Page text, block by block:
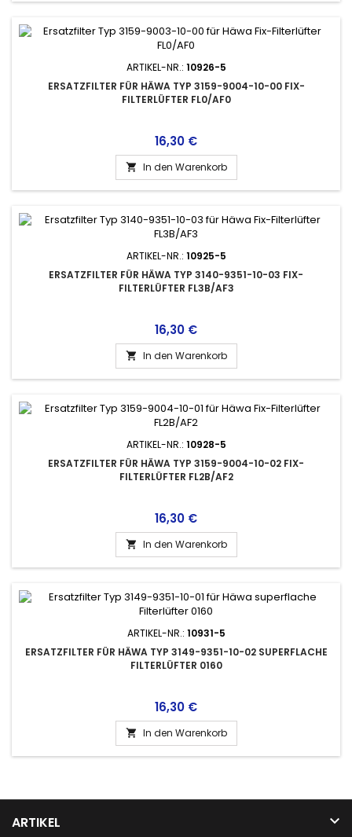
ARTIKEL-NR.: 10926-5
ERSATZFILTER FÜR HÄWA TYP 3159-9004-10-00 FIX-
FILTERLÜFTER FL0/AF0
Preis
16,30 €
 In den Warenkorb
ARTIKEL-NR.: 10925-5
ERSATZFILTER FÜR HÄWA TYP 3140-9351-10-03 FIX-
FILTERLÜFTER FL3B/AF3
Preis
16,30 €
 In den Warenkorb
ARTIKEL-NR.: 10928-5
ERSATZFILTER FÜR HÄWA TYP 3159-9004-10-02 FIX-
FILTERLÜFTER FL2B/AF2
Preis
16,30 €
 In den Warenkorb
ARTIKEL-NR.: 10931-5
ERSATZFILTER FÜR HÄWA TYP 3149-9351-10-02 SUPERFLACHE
FILTERLÜFTER 0160
Preis
16,30 €
 In den Warenkorb
ARTIKEL 